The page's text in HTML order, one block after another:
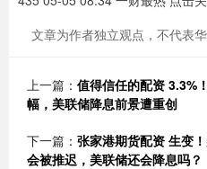
文章为作者独立观点，不代表
上一篇： 值得信任的配资 3.3%
幅，美联储降息前景遭重创
下一篇： 张家港期货配资 生变
会被推迟，美联储还会降息吗？